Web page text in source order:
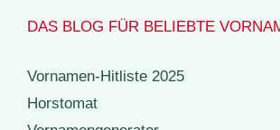
DAS BLOG FÜR BELIEBTE
Vornamen-Hitliste 2025
Horstomat